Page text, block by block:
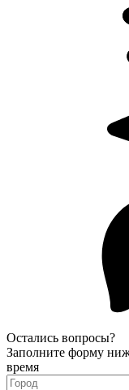
Остались вопросы?
Заполните форму
время